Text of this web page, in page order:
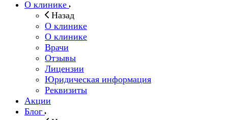
О клинике
Назад
О клинике
О клинике
Врачи
Отзывы
Лицензии
Юридическая информация
Реквизиты
Акции
Блог